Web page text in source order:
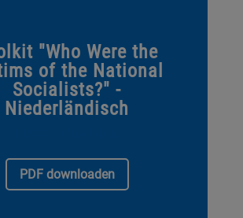
"Who Were the
of the National
Socialists?" -
Niederländisch
PDF downloaden